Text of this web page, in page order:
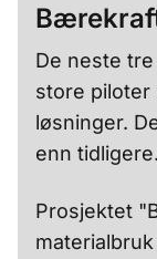
De neste
store piloter
løsninger.
enn tidligere.
Prosjektet